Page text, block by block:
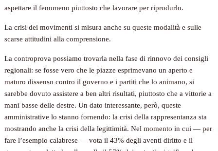
aspettare il fenomeno piuttosto che lavorare per riprodurlo.
La crisi dei movimenti si misura anche su queste modalità e sulle
scarse attitudini alla comprensione.
La controprova possiamo trovarla nella fase di rinnovo dei consigli
regionali: se fosse vero che le piazze esprimevano un aperto e
maturo dissenso contro il governo e i partiti che lo animano, si
sarebbe dovuto assistere a ben altri risultati, piuttosto che a vittorie a
mani basse delle destre. Un dato interessante, però, queste
amministrative lo stanno fornendo: la crisi della rappresentanza sta
mostrando anche la crisi della legittimità. Nel momento in cui — per
fare l’esempio calabrese — vota il 43% degli aventi diritto e il